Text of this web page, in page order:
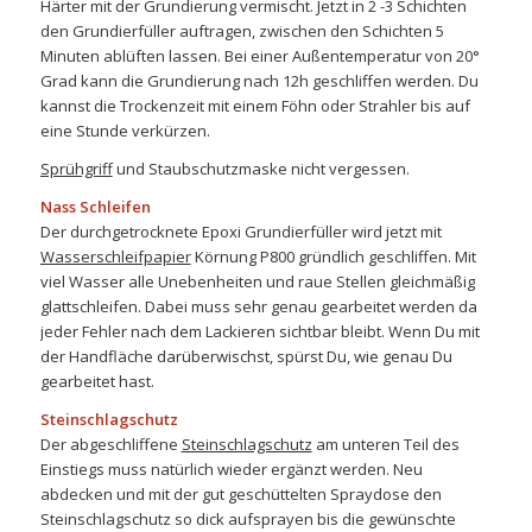
Härter mit der Grundierung vermischt. Jetzt in 2 -3 Schichten
den Grundierfüller auftragen, zwischen den Schichten 5
Minuten ablüften lassen. Bei einer Außentemperatur von 20°
Grad kann die Grundierung nach 12h geschliffen werden. Du
kannst die Trockenzeit mit einem Föhn oder Strahler bis auf
eine Stunde verkürzen.
Sprühgriffund Staubschutzmaske nicht vergessen.
Nass Schleifen
Der durchgetrocknete Epoxi Grundierfüller wird jetzt mit
WasserschleifpapierKörnung P800 gründlich geschliffen. Mit
viel Wasser alle Unebenheiten und raue Stellen gleichmäßig
glattschleifen. Dabei muss sehr genau gearbeitet werden da
jeder Fehler nach dem Lackieren sichtbar bleibt. Wenn Du mit
der Handfläche darüberwischst, spürst Du, wie genau Du
gearbeitet hast.
Steinschlagschutz
Der abgeschliffene Steinschlagschutz am unteren Teil des
Einstiegs muss natürlich wieder ergänzt werden. Neu
abdecken und mit der gut geschüttelten Spraydose den
Steinschlagschutz so dick aufsprayen bis die gewünschte